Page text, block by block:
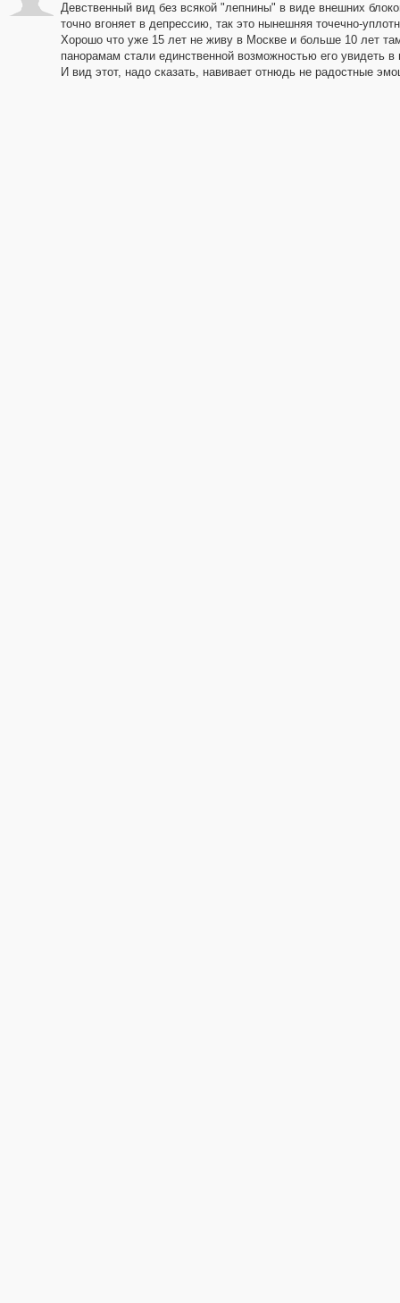
Девственный вид без всякой "лепнины" в виде внешних
точно вгоняет в депрессию, так это нынешняя точечно-
Хорошо что уже 15 лет не живу в Москве и больше 10 лет
панорамам стали единственной возможностью его увидеть
И вид этот, надо сказать, навивает отнюдь не радостные